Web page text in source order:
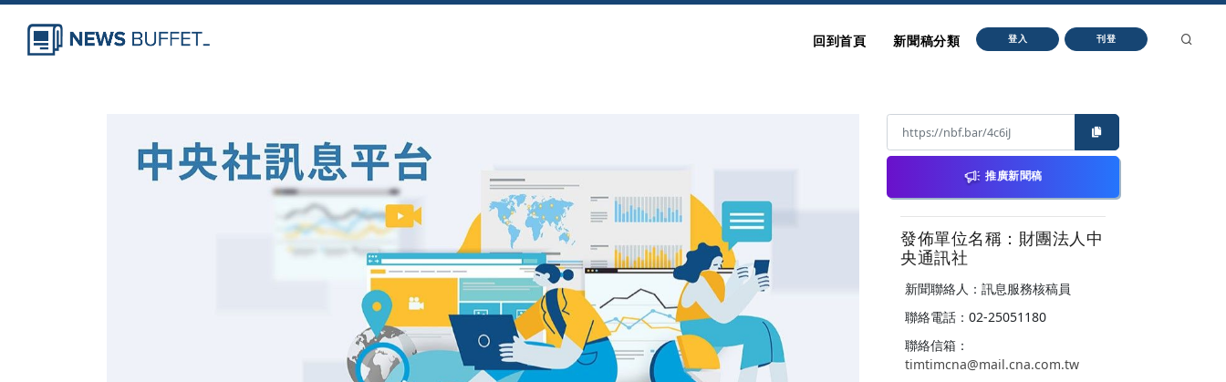
回到首頁 新聞稿分類 登入 刊登
推廣新聞稿
發佈單位名稱：財團法人中
央通訊社
新聞聯絡人：訊息服務核稿員
聯絡電話：02-25051180
聯絡信箱：
timtimcna@mail.cna.com.tw